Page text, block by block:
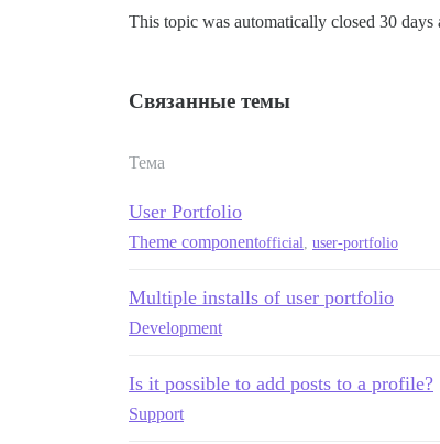
This topic was automatically closed 30
Связанные темы
Тема
User Portfolio
Theme componentofficial user-portfolio
Multiple installs of user portfolio
Development
Is it possible to add posts to a profile?
Support